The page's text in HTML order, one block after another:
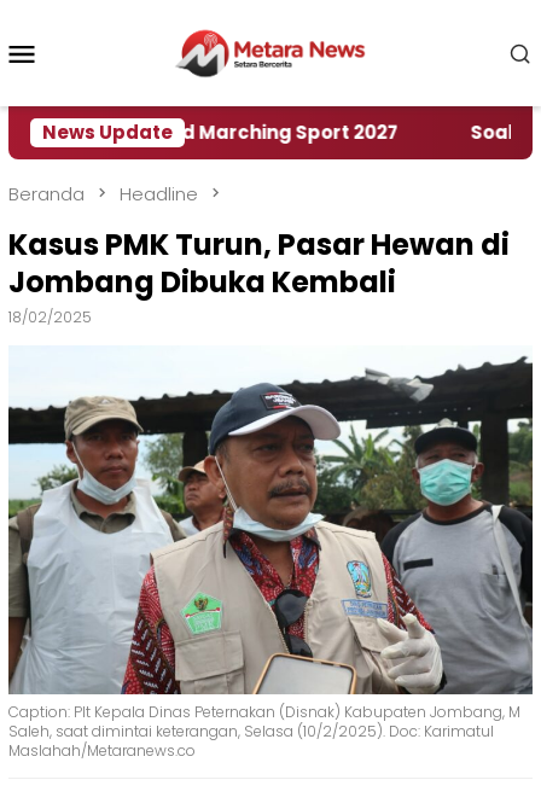
konten
News Update
World Marching Sport 2027 ‎Soal Rencana
Beranda Headline
Kasus PMK Turun, Pasar Hewan di
Jombang Dibuka Kembali
18/02/2025
Caption: Plt Kepala Dinas Peternakan (Disnak) Kabupaten Jombang, M
Saleh, saat dimintai keterangan, Selasa (10/2/2025). Doc: Karimatul
Maslahah/Metaranews.co